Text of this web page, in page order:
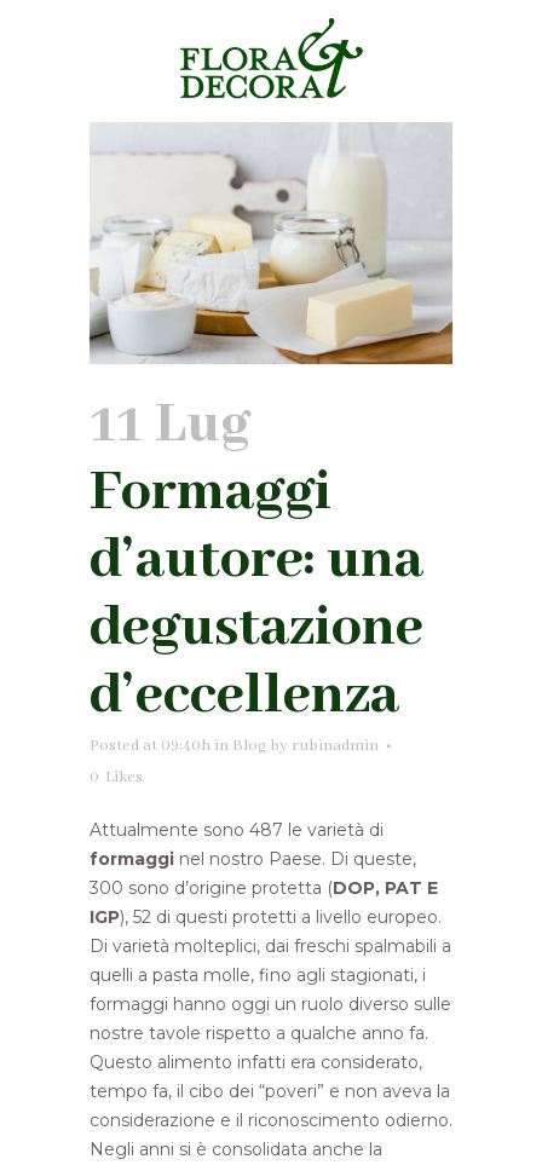
11 Lug
Formaggi
d’autore: una
degustazione
d’eccellenza
Posted at 09:40h in Blog by rubinadmin
0 Likes
Attualmente sono 487 le varietà di
formaggi nel nostro Paese. Di queste,
300 sono d’origine protetta (DOP, PAT E
IGP), 52 di questi protetti a livello europeo.
Di varietà molteplici, dai freschi spalmabili a
quelli a pasta molle, fino agli stagionati, i
formaggi hanno oggi un ruolo diverso sulle
nostre tavole rispetto a qualche anno fa.
Questo alimento infatti era considerato,
tempo fa, il cibo dei “poveri” e non aveva la
considerazione e il riconoscimento odierno.
Negli anni si è consolidata anche la